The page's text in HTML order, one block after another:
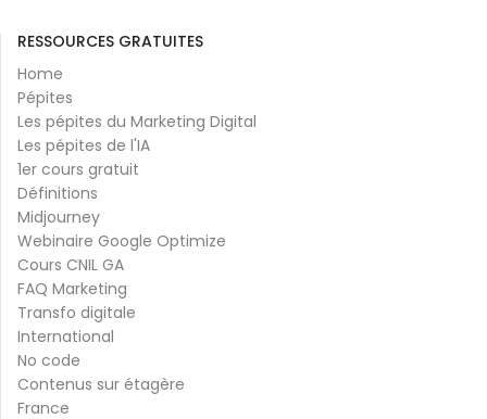
RESSOURCES GRATUITES
Home
Pépites
Les pépites du Marketing Digital
Les pépites de l'IA
1er cours gratuit
Définitions
Midjourney
Webinaire Google Optimize
Cours CNIL GA
FAQ Marketing
Transfo digitale
International
No code
Contenus sur étagère
France